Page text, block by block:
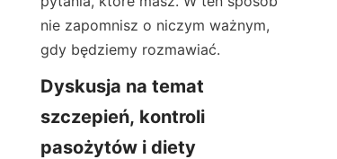
nie zapomnisz o niczym ważnym,
gdy będziemy rozmawiać.
Dyskusja na temat
szczepień, kontroli
pasożytów i diety